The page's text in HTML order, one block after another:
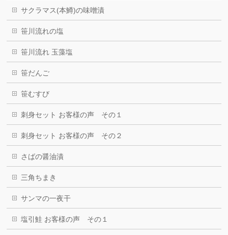
サクラマス(本鱒)の味噌漬
笹川流れの塩
笹川流れ 玉藻塩
笹だんご
笹むすび
刺身セット お客様の声 その１
刺身セット お客様の声 その２
さばの醤油漬
三角ちまき
サンマの一夜干
塩引鮭 お客様の声 その１